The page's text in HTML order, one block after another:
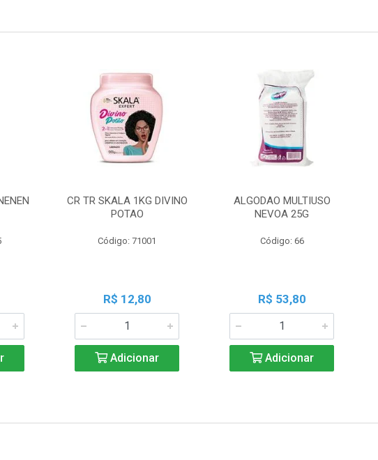
CR TR SKALA 1KG DIVINO
POTAO
Código: 71001
R$ 12,80
Adicionar
ALGODAO MULTIUSO
NEVOA 25G
Código: 66
R$ 53,80
Adicionar